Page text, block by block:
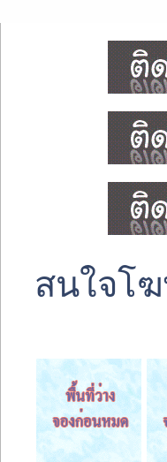
สนใจโฆ